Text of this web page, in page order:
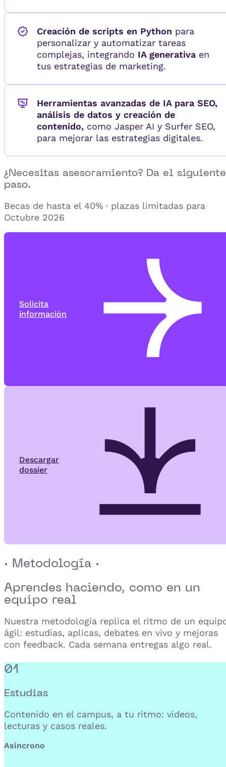
Creación de scripts en Python para
personalizar y automatizar tareas
complejas, integrando IA generativa en
tus estrategias de marketing.
Herramientas avanzadas de IA para SEO,
análisis de datos y creación de
contenido, como Jasper AI y Surfer SEO,
para mejorar las estrategias digitales.
¿Necesitas asesoramiento? Da el siguiente
paso.
Becas de hasta el 40% · plazas limitadas para
Octubre 2026
Solicita
información
Descargar
dossier
· Metodología ·
Aprendes haciendo, como en un
equipo real
Nuestra metodología replica el ritmo de un
ágil: estudias, aplicas, debates en vivo y mejoras
con feedback. Cada semana entregas algo real.
01
Estudias
Contenido en el campus, a tu ritmo: videos,
lecturas y casos reales.
Asíncrono